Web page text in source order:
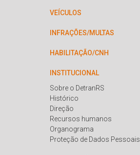
VEÍCULOS
INFRAÇÕES/MULTAS
HABILITAÇÃO/CNH
INSTITUCIONAL
Sobre o DetranRS
Histórico
Direção
Recursos humanos
Organograma
Proteção de Dados Pessoais